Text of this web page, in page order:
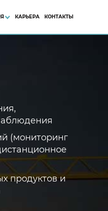
КАРЬЕРА КОНТАКТЫ
(мониторинг
продуктов и